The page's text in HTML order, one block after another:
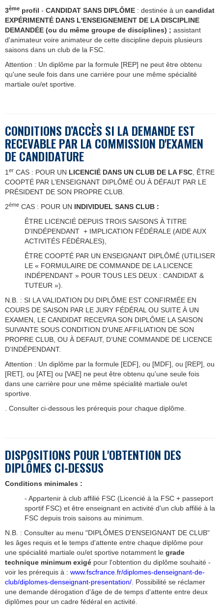
3ème profil - CANDIDAT SANS DIPLÔME : destinée à un candidat
EXPÉRIMENTÉ DANS L'ENSEIGNEMENT DE LA DISCIPLINE
DEMANDÉE (ou du même groupe de disciplines) ; assistant
d'animateur voire animateur de cette discipline depuis plusieurs
saisons dans un club de la FSC.
Attention : Un diplôme par la formule [REP] ne peut être obtenu
qu'une seule fois dans une carrière pour une même spécialité
martiale ou/et sportive.
CONDITIONS D’ACCÈS SI LA DEMANDE EST
RECEVABLE PAR LA COMMISSION D'EXAMEN
DE CANDIDATURE
1 er CAS : POUR UN LICENCIÉ DANS UN CLUB DE LA FSC , ÊTRE
COOPTÉ PAR L’ENSEIGNANT DIPLÔMÉ OU À DÉFAUT PAR LE
PRÉSIDENT DE SON PROPRE CLUB.
2ème CAS : POUR UN INDIVIDUEL SANS CLUB :
ÊTRE LICENCIÉ DEPUIS TROIS SAISONS À TITRE
D'INDÉPENDANT + IMPLICATION FÉDÉRALE (AIDE AUX
ACTIVITÉS FÉDÉRALES),
ÊTRE COOPTÉ PAR UN ENSEIGNANT DIPLÔMÉ (UTILISER
LE « FORMULAIRE DE COMMANDE DE LA LICENCE
INDÉPENDANT » POUR TOUS LES DEUX : CANDIDAT &
TUTEUR »).
N.B. : SI LA VALIDATION DU DIPLÔME EST CONFIRMÉE EN
COURS DE SAISON PAR LE JURY FÉDÉRAL OU SUITE À UN
EXAMEN, LE CANDIDAT RECEVRA SON DIPLÔME LA SAISON
SUIVANTE SOUS CONDITION D'UNE AFFILIATION DE SON
PROPRE CLUB, OU À DEFAUT, D’UNE COMMANDE DE LICENCE
D’INDÉPENDANT.
Attention : Un diplôme par la formule [EDF], ou [MDF], ou [REP], ou
[RET], ou [ATE] ou [VAE] ne peut être obtenu qu'une seule fois
dans une carrière pour une même spécialité martiale ou/et
sportive.
. Consulter ci-dessous les prérequis pour chaque diplôme.
DISPOSITIONS POUR L'OBTENTION DES
DIPLÔMES CI-DESSUS
Conditions minimales :
- Appartenir à club affilié FSC (Licencié à la FSC + passeport
sportif FSC) et être enseignant en activité d'un club affilié à la
FSC depuis trois saisons au minimum.
N.B. : Consulter au menu "DIPLÔMES D'ENSEIGNANT DE CLUB"
les âges requis et le temps d'attente entre chaque diplôme pour
une spécialité martiale ou/et sportive notamment le grade
technique minimum exigé pour l'obtention du diplôme souhaité -
voir les prérequis à : www.fscfrance.fr/diplomes-denseignant-de-
club/diplomes-denseignant-presentation/ . Possibilité se réclamer
une demande dérogation d'âge de de temps d'attente entre deux
diplômes pour un cadre fédéral en activité.